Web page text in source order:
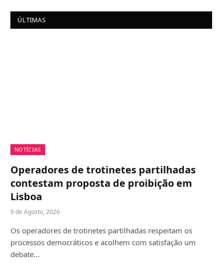
ÚLTIMAS
NOTÍCIAS
Operadores de trotinetes partilhadas
contestam proposta de proibição em
Lisboa
9 de Agosto, 2026
Os operadores de trotinetes partilhadas respeitam os
processos democráticos e acolhem com satisfação um
debate…